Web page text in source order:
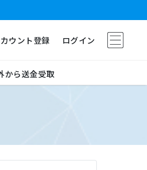
ウント登録 ログイン
から送金受取